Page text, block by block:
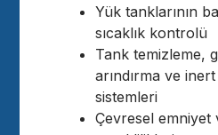
Yük tanklarının
sıcaklık kontrolü
Tank temizleme,
arındırma ve
sistemleri
Çevresel emniyet